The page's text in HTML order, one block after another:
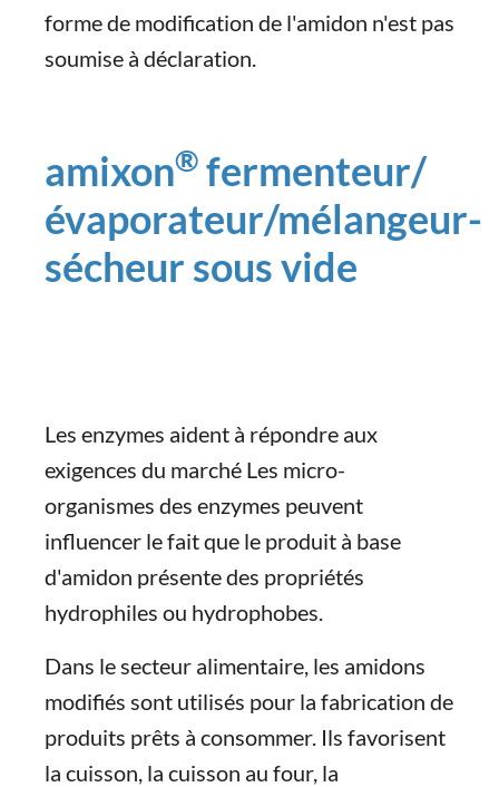
forme de modification de l'amidon n'est pas
soumise à déclaration.
amixon® fermenteur/
évaporateur/mélangeur-
sécheur sous vide
Les enzymes aident à répondre aux
exigences du marché Les micro-
organismes des enzymes peuvent
influencer le fait que le produit à base
d'amidon présente des propriétés
hydrophiles ou hydrophobes.
Dans le secteur alimentaire, les amidons
modifiés sont utilisés pour la fabrication de
produits prêts à consommer. Ils favorisent
la cuisson, la cuisson au four, la